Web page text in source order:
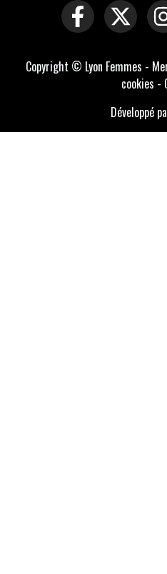
Copyright © Lyon Femmes -
cookies -
Développé